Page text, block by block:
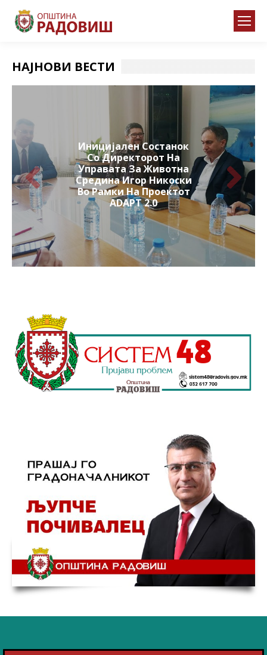
НАЈНОВИ ВЕСТИ
Иницијален Состанок
Со Директорот На
Управата За Животна
Средина Игор Никоски
Во Рамки На Проектот
ADAPT 2.0